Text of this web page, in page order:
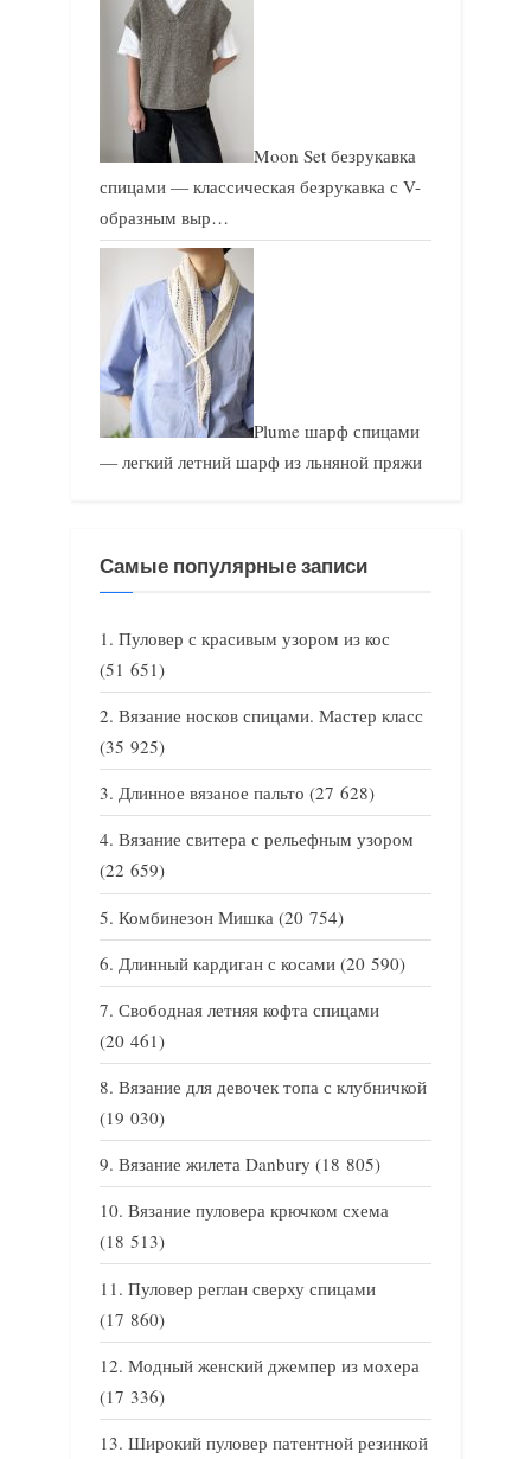
Moon Set безрукавка
спицами — классическая безрукавка с V-
образным выр…
Plume шарф спицами
— легкий летний шарф из льняной пряжи
Самые популярные записи
Пуловер с красивым узором из кос
(51 651)
Вязание носков спицами. Мастер класс
(35 925)
Длинное вязаное пальто (27 628)
Вязание свитера с рельефным узором
(22 659)
Комбинезон Мишка (20 754)
Длинный кардиган с косами (20 590)
Свободная летняя кофта спицами
(20 461)
Вязание для девочек топа с клубничкой
(19 030)
Вязание жилета Danbury (18 805)
Вязание пуловера крючком схема
(18 513)
Пуловер реглан сверху спицами
(17 860)
Модный женский джемпер из мохера
(17 336)
Широкий пуловер патентной резинкой